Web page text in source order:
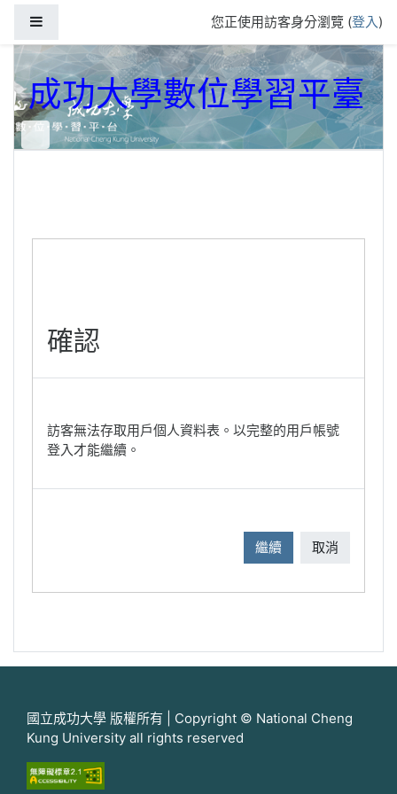
您正使用訪客身分瀏覽 (登入)
成功大學數位學習平臺
確認
訪客無法存取用戶個人資料表。以完整的用戶帳號
登入才能繼續。
繼續 取消
國立成功大學 版權所有 | Copyright © National Cheng
Kung University all rights reserved